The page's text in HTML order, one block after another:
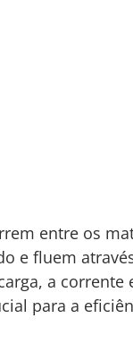
entre os
e fluem
a corrente
para a